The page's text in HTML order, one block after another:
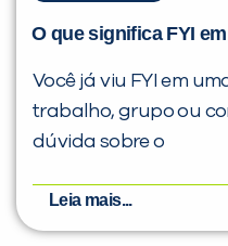
O que significa FYI
Você já viu FYI em
trabalho, grupo ou
dúvida sobre o
Leia mais...